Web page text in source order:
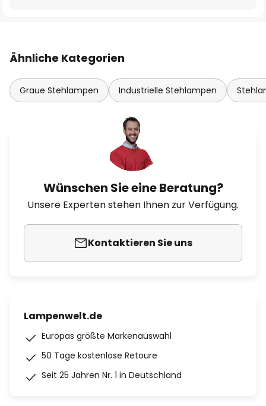
Ähnliche Kategorien
Graue Stehlampen Industrielle Stehlampen
Wünschen Sie eine Beratung?
Unsere Experten stehen Ihnen zur Verfügung.
Kontaktieren Sie uns
Lampenwelt.de
Europas größte Markenauswahl
50 Tage kostenlose Retoure
Seit 25 Jahren Nr. 1 in Deutschland